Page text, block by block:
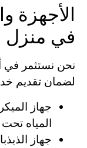
الأجهزة
في منزل
نحن نستثمر في
لضمان تقديم
جهاز
المياه تحت
جهاز